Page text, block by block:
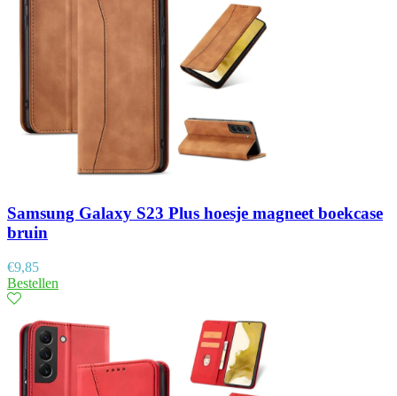
Samsung Galaxy S23 Plus hoesje magneet boekcase
bruin
€9,85
Bestellen